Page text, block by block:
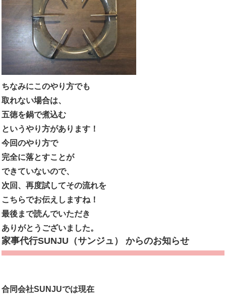
ちなみにこのやり方でも
取れない場合は、
五徳を鍋で煮込む
というやり方があります！
今回のやり方で
完全に落とすことが
できていないので、
次回、再度試してその流れを
こちらでお伝えしますね！
最後まで読んでいただき
ありがとうございました。
家事代行SUNJU（サンジュ） からのお知らせ
合同会社SUNJUでは現在